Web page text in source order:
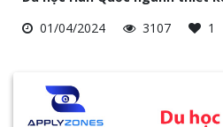
01/04/2024
3107 1